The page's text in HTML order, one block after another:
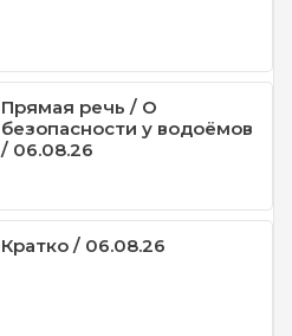
Прямая речь / О
безопасности у водоёмов
/ 06.08.26
Кратко / 06.08.26